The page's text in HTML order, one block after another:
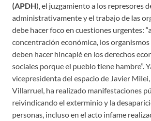
(APDH), el juzgamiento a los represores
administrativamente y el trabajo de las
debe hacer foco en cuestiones urgentes:
concentración económica, los organismos
deben hacer hincapié en los derechos
sociales porque el pueblo tiene hambre”.
vicepresidenta del espacio de Javier
Villarruel, ha realizado manifestaciones
reivindicando el exterminio y la
personas, incluso en el acto infame